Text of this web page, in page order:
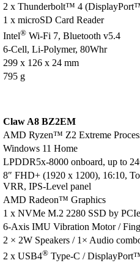
2 x Thunderbolt™ 4
1 x microSD Card Reader
Intel® Wi-Fi 7, Bluetooth v5.4
6-Cell, Li-Polymer, 80Whr
299 x 126 x 24 mm
795 g
Claw A8 BZ2EM
AMD Ryzen™ Z2 Extreme
Windows 11 Home
LPDDR5x-8000 onboard, up to
8″ FHD+ (1920 x 1200), 16:10,
VRR, IPS-Level panel
AMD Radeon™ Graphics
1 x NVMe M.2 2280 SSD by
6-Axis IMU Vibration Motor /
2 × 2W Speakers / 1× Audio
2 x USB4® Type-C /